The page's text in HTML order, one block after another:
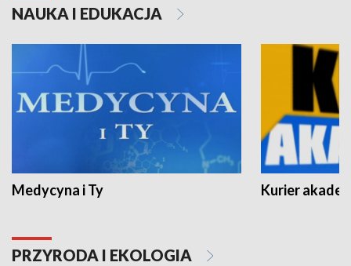
NAUKA I EDUKACJA
Medycyna i Ty Kurier
PRZYRODA I EKOLOGIA